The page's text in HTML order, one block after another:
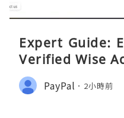
Expert Guide:
Verified Wise
PayPal 2小時前